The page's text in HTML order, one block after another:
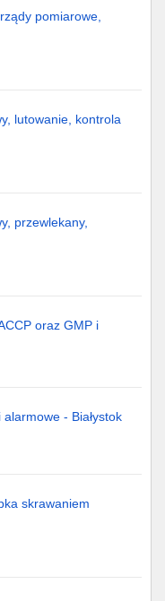
pomiarowe,
lutowanie, kontrola
przewlekany,
oraz GMP i
- Białystok
skrawaniem